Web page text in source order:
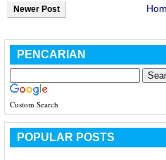
Newer Post
PENCARIAN
Custom Search
POPULAR POSTS